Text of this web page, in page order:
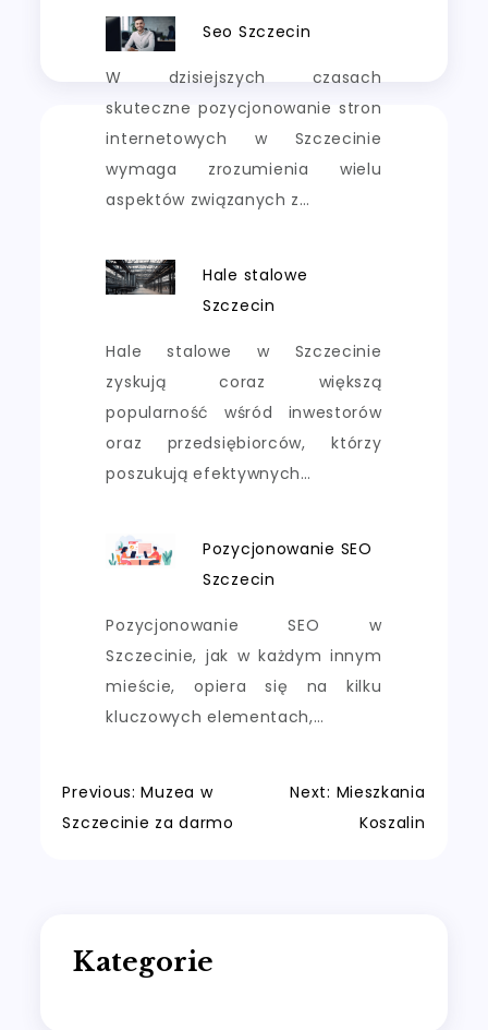
Seo Szczecin
W dzisiejszych czasach
skuteczne pozycjonowanie stron
internetowych w Szczecinie
wymaga zrozumienia wielu
aspektów związanych z…
Hale stalowe
Szczecin
Hale stalowe w Szczecinie
zyskują coraz większą
popularność wśród inwestorów
oraz przedsiębiorców, którzy
poszukują efektywnych…
Pozycjonowanie SEO
Szczecin
Pozycjonowanie SEO w
Szczecinie, jak w każdym innym
mieście, opiera się na kilku
kluczowych elementach,…
Nawigacja
Previous: Muzea w
Szczecinie za darmo
Next: Mieszkania
Koszalin
Kategorie